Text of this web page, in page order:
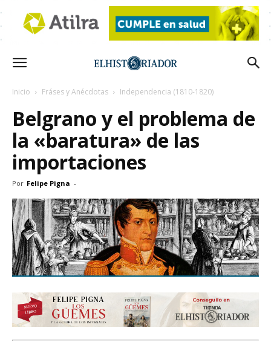
Inicio Fráses y Anécdotas Independencia (1810-1820)
Belgrano y el problema de
la «baratura» de las
importaciones
Por Felipe Pigna -